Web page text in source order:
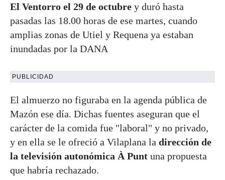
El Ventorro el 29 de octubre y duró hasta
pasadas las 18.00 horas de ese martes, cuando
amplias zonas de Utiel y Requena ya estaban
inundadas por la DANA
PUBLICIDAD
El almuerzo no figuraba en la agenda pública de
Mazón ese día. Dichas fuentes aseguran que el
carácter de la comida fue "laboral" y no privado,
y en ella se le ofreció a Vilaplana la dirección de
la televisión autonómica À Punt una propuesta
que habría rechazado.